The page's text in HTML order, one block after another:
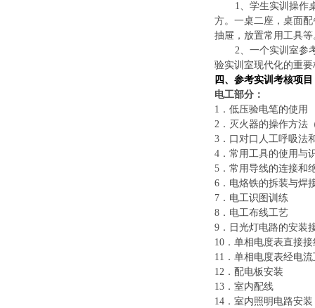
1、学生实训操作
方。一桌二座，桌面
抽屉，放置常用工具等
2、一个实训室参
验实训室现代化的重
四、参考实训考核项目
电工部分：
1．低压验电笔的使用
2．灭火器的操作方法
3．口对口人工呼吸法
4．常用工具的使用与
5．常用导线的连接和
6．电烙铁的拆装与焊
7．电工识图训练
8．电工布线工艺
9．日光灯电路的安装
10．单相电度表直接
11．单相电度表经电
12．配电板安装
13．室内配线
14．室内照明电路安装